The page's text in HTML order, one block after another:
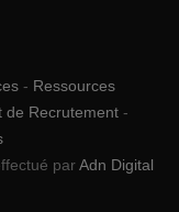
- Ressources
de Recrutement -
parAdn Digital